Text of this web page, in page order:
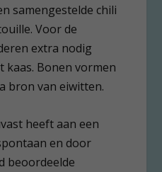
samengestelde chili
Voor de
extra nodig
kaas. Bonen vormen
bron van eiwitten.
heeft aan een
en door
beoordeelde